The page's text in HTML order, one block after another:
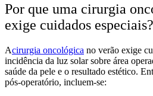
Por que uma cirurgia
exige cuidados especiais?
Acirurgia oncológica no verão exige
incidência da luz solar sobre área
saúde da pele e o resultado estético.
pós-operatório, incluem-se: